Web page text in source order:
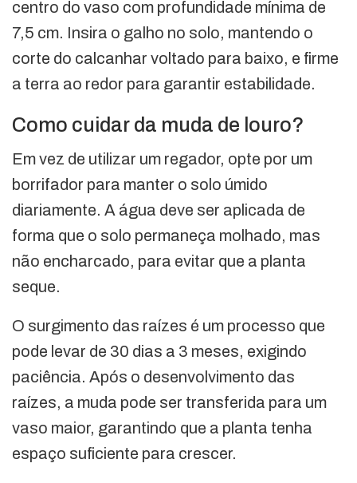
centro do vaso com profundidade mínima de
7,5 cm. Insira o galho no solo, mantendo o
corte do calcanhar voltado para baixo, e firme
a terra ao redor para garantir estabilidade.
Como cuidar da muda de louro?
Em vez de utilizar um regador, opte por um
borrifador para manter o solo úmido
diariamente. A água deve ser aplicada de
forma que o solo permaneça molhado, mas
não encharcado, para evitar que a planta
seque.
O surgimento das raízes é um processo que
pode levar de 30 dias a 3 meses, exigindo
paciência. Após o desenvolvimento das
raízes, a muda pode ser transferida para um
vaso maior, garantindo que a planta tenha
espaço suficiente para crescer.